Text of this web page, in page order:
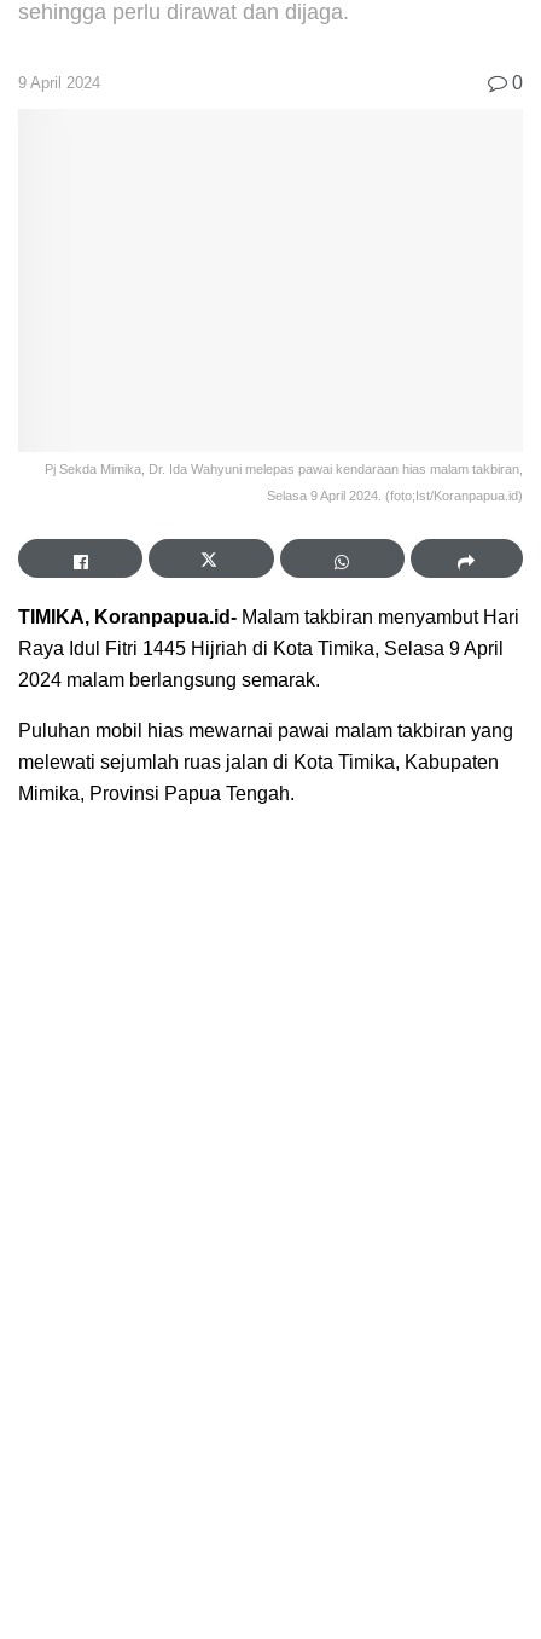
sehingga perlu dirawat dan dijaga.
9 April 2024 0
Pj Sekda Mimika, Dr. Ida Wahyuni melepas pawai kendaraan hias malam takbiran,
Selasa 9 April 2024. (foto;Ist/Koranpapua.id)
TIMIKA, Koranpapua.id- Malam takbiran menyambut Hari
Raya Idul Fitri 1445 Hijriah di Kota Timika, Selasa 9 April
2024 malam berlangsung semarak.
Puluhan mobil hias mewarnai pawai malam takbiran yang
melewati sejumlah ruas jalan di Kota Timika, Kabupaten
Mimika, Provinsi Papua Tengah.